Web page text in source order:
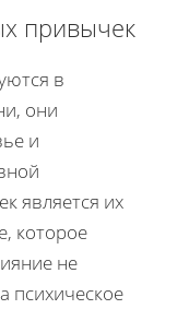
привычек
в
они
и
является их
которое
не
психическое